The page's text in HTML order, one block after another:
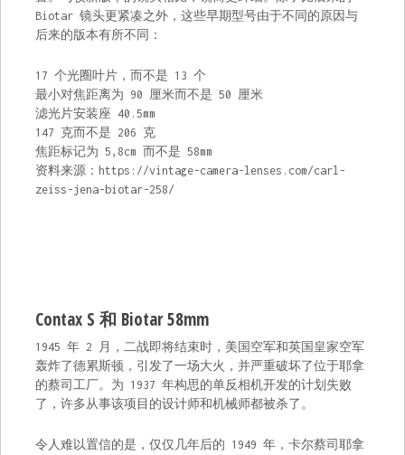
Biotar 镜头更紧凑之外，这些早期型号由于不同的原因与
后来的版本有所不同：
17 个光圈叶片，而不是 13 个
最小对焦距离为 90 厘米而不是 50 厘米
滤光片安装座 40.5mm
147 克而不是 206 克
焦距标记为 5,8cm 而不是 58mm
资料来源：https://vintage-camera-lenses.com/carl-
zeiss-jena-biotar-258/
Contax S 和 Biotar 58mm
1945 年 2 月，二战即将结束时，美国空军和英国皇家空军
轰炸了德累斯顿，引发了一场大火，并严重破坏了位于耶拿
的蔡司工厂。为 1937 年构思的单反相机开发的计划失败
了，许多从事该项目的设计师和机械师都被杀了。
令人难以置信的是，仅仅几年后的 1949 年，卡尔蔡司耶拿